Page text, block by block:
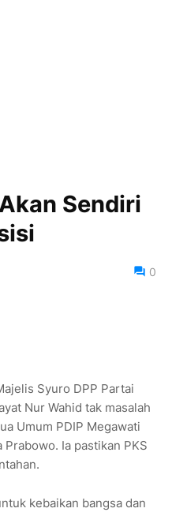
Sendiri
0
Syuro DPP Partai
Nur Wahid tak masalah
Umum PDIP Megawati
Ia pastikan PKS
kebaikan bangsa dan